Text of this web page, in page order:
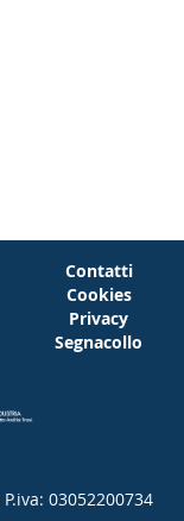
Contatti
Cookies
Privacy
Segnacollo
P.iva: 03052200734